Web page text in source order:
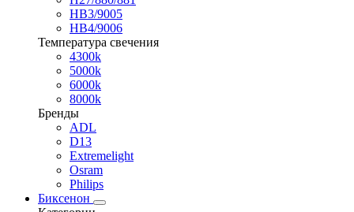
HB3/9005
HB4/9006
Температура свечения
4300k
5000k
6000k
8000k
Бренды
ADL
D13
Extremelight
Osram
Philips
Биксенон